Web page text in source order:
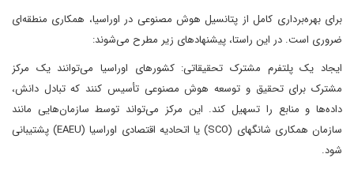
برای بهره‌برداری کامل از پتانسیل هوش مصنوعی در اوراسیا، همکاری منطقه‌ای
ضروری است. در این راستا، پیشنهادهای زیر مطرح می‌شوند:
ایجاد یک پلتفرم مشترک تحقیقاتی: کشورهای اوراسیا می‌توانند یک مرکز
مشترک برای تحقیق و توسعه هوش مصنوعی تأسیس کنند که تبادل دانش،
داده‌ها و منابع را تسهیل کند. این مرکز می‌تواند توسط سازمان‌هایی مانند
سازمان همکاری شانگهای (SCO) یا اتحادیه اقتصادی اوراسیا (EAEU) پشتیبانی
شود.